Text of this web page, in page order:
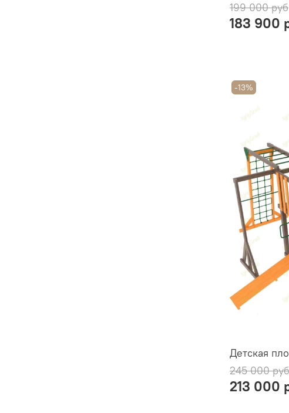
199 000 руб
183 900
-13%
Детская
245 000 руб
213 000